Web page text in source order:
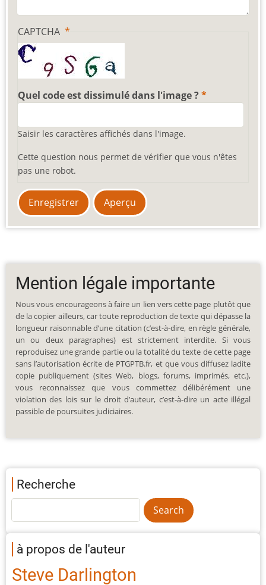
CAPTCHA
Quel code est dissimulé dans l'image ?
Saisir les caractères affichés dans l'image.
Cette question nous permet de vérifier que vous n'êtes
pas une robot.
Mention légale importante
Nous vous encourageons à faire un lien vers cette page plutôt que
de la copier ailleurs, car toute reproduction de texte qui dépasse la
longueur raisonnable d’une citation (c’est-à-dire, en règle générale,
un ou deux paragraphes) est strictement interdite. Si vous
reproduisez une grande partie ou la totalité du texte de cette page
sans l’autorisation écrite de PTGPTB.fr, et que vous diffusez ladite
copie publiquement (sites Web, blogs, forums, imprimés, etc.),
vous reconnaissez que vous commettez délibérément une
violation des lois sur le droit d’auteur, c’est-à-dire un acte illégal
passible de poursuites judiciaires.
Recherche
à propos de l'auteur
Steve Darlington